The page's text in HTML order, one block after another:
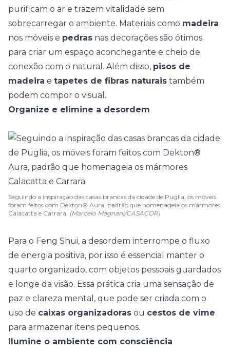
purificam o ar e trazem vitalidade sem
sobrecarregar o ambiente. Materiais como madeira
nos móveis e pedras nas decorações são ótimos
para criar um espaço aconchegante e cheio de
conexão com o natural. Além disso, pisos de
madeira e tapetes de fibras naturais também
podem compor o visual.
Organize e elimine a desordem
Seguindo a inspiração das casas brancas da cidade de Puglia, os móveis
foram feitos com Dekton® Aura, padrão que homenageia os mármores
Calacatta e Carrara. (Marcelo Magnani/CASACOR)
Para o Feng Shui, a desordem interrompe o fluxo
de energia positiva, por isso é essencial manter o
quarto organizado, com objetos pessoais guardados
e longe da visão. Essa prática cria uma sensação de
paz e clareza mental, que pode ser criada com o
uso de caixas organizadoras ou cestos de vime
para armazenar itens pequenos.
Ilumine o ambiente com consciência